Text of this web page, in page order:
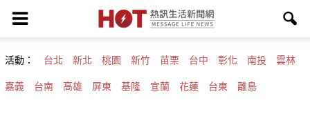
活動： 台北 新北 桃園 新竹 苗栗 台中 彰化 南投 雲林
嘉義 台南 高雄 屏東 基隆 宜蘭 花蓮 台東 離島